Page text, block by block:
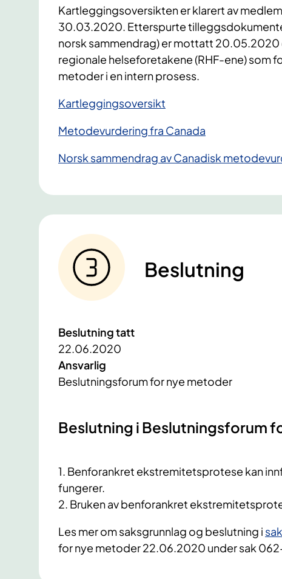
​Kartleggingsoversikten er klarert av
30.03.2020. Etterspurte
norsk sammendrag) er mottatt
regionale helseforetakene (RHF-ene) som
metoder i en intern prosess.
Kartleggingsoversikt
Metodevurdering fra Canada
Norsk sammendrag av Canadisk
Beslutning
Beslutning tatt
22.06.2020
Ansvarlig
Beslutningsforum for nye metoder
​Beslutning i Beslutningsforum
1. Benforankret ekstremitetsprotese kan
fungerer.
2. Bruken av benforankret
Les mer om saksgrunnlag og beslutning i
for nye metoder 22.06.2020 under sak